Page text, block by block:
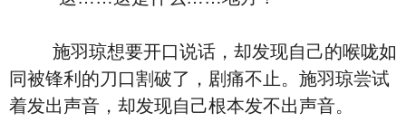
施羽琼想要开口说话，却发现自己的喉咙如
同被锋利的刀口割破了，剧痛不止。施羽琼尝试
着发出声音，却发现自己根本发不出声音。